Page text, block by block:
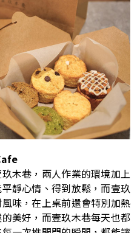
木巷，兩人作業的環境加上
靜心情、得到放鬆，而壹玖
味，在上桌前還會特別加熱
美好，而壹玖木巷每天也都